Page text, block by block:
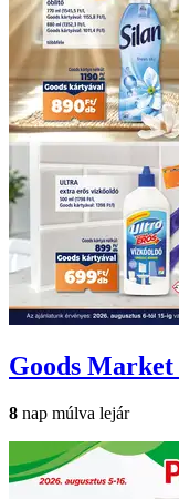
Goods Market
8 nap múlva lejár